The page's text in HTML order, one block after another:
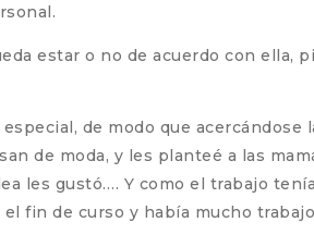
estar o no de acuerdo con
de modo que acercándose
de moda, y les planteé a las
les gustó…. Y como el trabajo
fin de curso y había mucho